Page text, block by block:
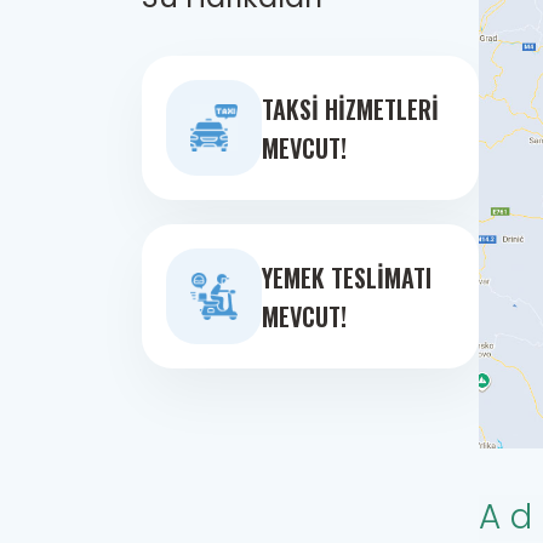
TAKSI HIZMETLERI
MEVCUT!
YEMEK TESLIMATI
MEVCUT!